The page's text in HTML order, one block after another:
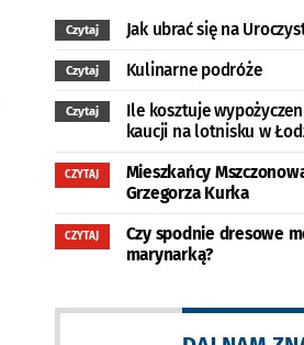
Czytaj Jak ubrać się na
Czytaj Kulinarne podróże
Czytaj
Ile kosztuje
kaucji na lotnisku w
CZYTAJ
Mieszkańcy
Grzegorza Kurka
CZYTAJ
Czy spodnie dresowe
marynarką?